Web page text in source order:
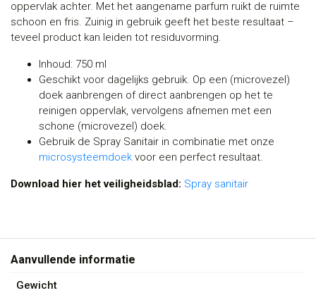
oppervlak achter. Met het aangename parfum ruikt de ruimte
schoon en fris. Zuinig in gebruik geeft het beste resultaat –
teveel product kan leiden tot residuvorming.
Inhoud: 750 ml
Geschikt voor dagelijks gebruik. Op een (microvezel)
doek aanbrengen of direct aanbrengen op het te
reinigen oppervlak, vervolgens afnemen met een
schone (microvezel) doek.
Gebruik de Spray Sanitair in combinatie met onze
microsysteemdoek voor een perfect resultaat.
Download hier het veiligheidsblad: Spray sanitair
Aanvullende informatie
Gewicht